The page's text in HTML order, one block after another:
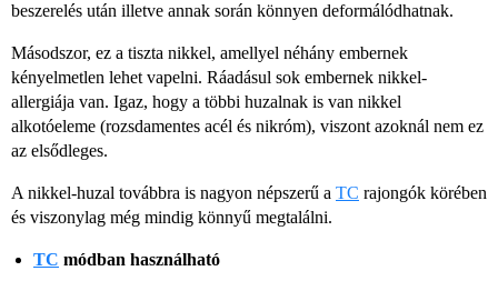
beszerelés után illetve annak során könnyen deformálódhatnak.
Másodszor, ez a tiszta nikkel, amellyel néhány embernek
kényelmetlen lehet vapelni. Ráadásul sok embernek nikkel-
allergiája van. Igaz, hogy a többi huzalnak is van nikkel
alkotóeleme (rozsdamentes acél és nikróm), viszont azoknál nem ez
az elsődleges.
A nikkel-huzal továbbra is nagyon népszerű a TC rajongók körében
és viszonylag még mindig könnyű megtalálni.
TC módban használható